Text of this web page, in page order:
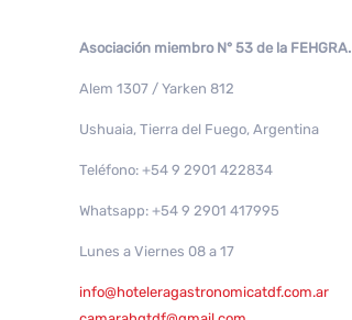
Asociación miembro N° 53 de la FEHGRA.
Alem 1307 / Yarken 812
Ushuaia, Tierra del Fuego, Argentina
Teléfono: +54 9 2901 422834
Whatsapp: +54 9 2901 417995
Lunes a Viernes 08 a 17
info@hoteleragastronomicatdf.com.ar